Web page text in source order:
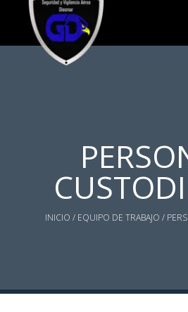
INICIO / EQUIPO DE TRABAJO /